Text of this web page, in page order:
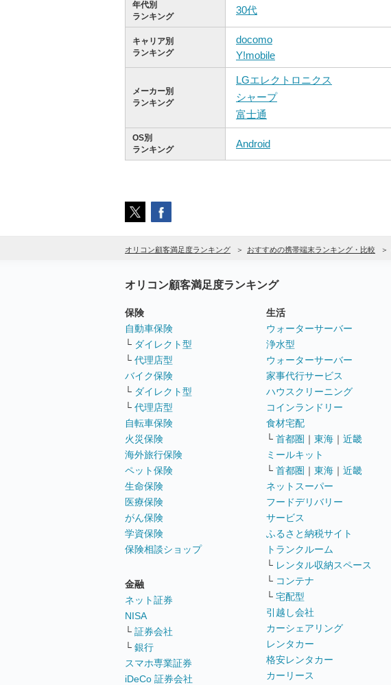
年代別
ランキング
30代
キャリア別
ランキング
docomo
Y!mobile
メーカー別
ランキング
LGエレクトロニクス
シャープ
富士通
OS別
ランキング
Android
オリコン顧客満足度ランキング おすすめの携帯端末ランキング・比較
オリコン顧客満足度ランキング
保険
自動車保険
└ ダイレクト型
└ 代理店型
バイク保険
└ ダイレクト型
└ 代理店型
自転車保険
火災保険
海外旅行保険
ペット保険
生命保険
医療保険
がん保険
学資保険
保険相談ショップ
金融
ネット証券
NISA
└ 証券会社
└ 銀行
スマホ専業証券
iDeCo 証券会社
生活
ウォーターサーバー
浄水型
ウォーターサーバー
家事代行サービス
ハウスクリーニング
コインランドリー
食材宅配
└ 首都圏 ｜ 東海 ｜ 近畿
ミールキット
└ 首都圏 ｜ 東海 ｜ 近畿
ネットスーパー
フードデリバリー
サービス
ふるさと納税サイト
トランクルーム
└ レンタル収納スペース
└ コンテナ
└ 宅配型
引越し会社
カーシェアリング
レンタカー
格安レンタカー
カーリース